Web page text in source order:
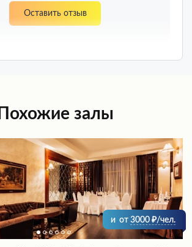
Оставить отзыв
Похожие залы
и от 3000 /чел.